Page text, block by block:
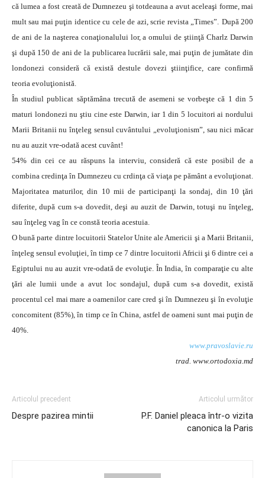
că lumea a fost creată de Dumnezeu şi totdeauna a avut aceleaşi forme, mai
mult sau mai puţin identice cu cele de azi, scrie revista „Times”. După 200
de ani de la naşterea conaţionalului lor, a omului de ştiinţă Charlz Darwin
şi după 150 de ani de la publicarea lucrării sale, mai puţin de jumătate din
londonezi consideră că există destule dovezi ştiinţifice, care confirmă
teoria evoluţionistă.
În studiul publicat săptămâna trecută de asemeni se vorbeşte că 1 din 5
maturi londonezi nu ştiu cine este Darwin, iar 1 din 5 locuitori ai nordului
Marii Britanii nu înţeleg sensul cuvântului „evoluţionism”, sau nici măcar
nu au auzit vre-odată acest cuvânt!
54% din cei ce au răspuns la interviu, consideră că este posibil de a
combina credinţa în Dumnezeu cu crdinţa că viaţa pe pământ a evoluţionat.
Majoritatea maturilor, din 10 mii de participanţi la sondaj, din 10 ţări
diferite, după cum s-a dovedit, deşi au auzit de Darwin, totuşi nu înţeleg,
sau înţeleg vag în ce constă teoria acestuia.
O bună parte dintre locuitorii Statelor Unite ale Americii şi a Marii Britanii,
înţeleg sensul evoluţiei, în timp ce 7 dintre locuitorii Africii şi 6 dintre cei a
Egiptului nu au auzit vre-odată de evoluţie. În India, în comparaţie cu alte
ţări ale lumii unde a avut loc sondajul, după cum s-a dovedit, există
procentul cel mai mare a oamenilor care cred şi în Dumnezeu şi în evoluţie
concomitent (85%), în timp ce în China, astfel de oameni sunt mai puţin de
40%.
www.pravoslavie.ru
trad. www.ortodoxia.md
Articolul precedent
Despre pazirea mintii
Articolul următor
P.F. Daniel pleaca într-o vizita
canonica la Paris